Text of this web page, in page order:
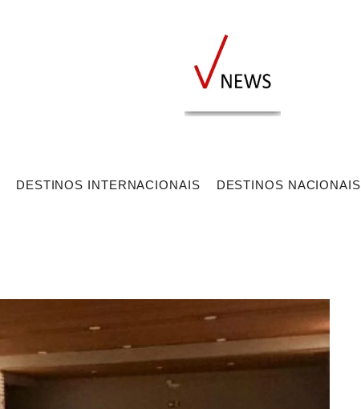
DESTINOS INTERNACIONAIS DESTINOS NACIONAIS